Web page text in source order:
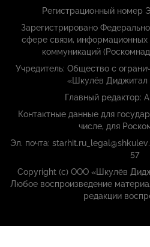
Регистрационный
Зарегистрировано
сфере связи, информационных
коммуникаций
Учредитель: Общество с
«Шкулёв Диджитал
Главный редактор:
Контактные данные для
числе, для
Эл. почта:
57
Copyright (с) ООО «Шкулёв
Любое воспроизведение
редакции